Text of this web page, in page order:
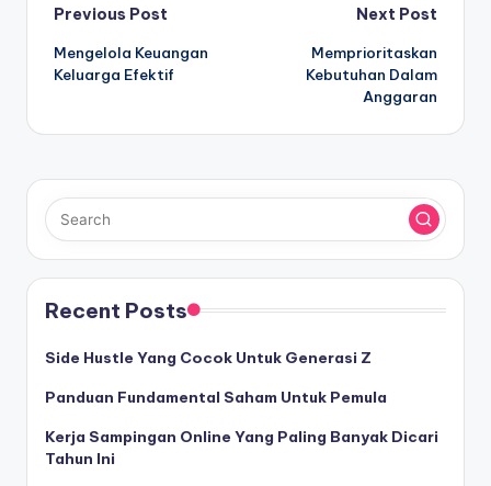
Post
navigation
Previous Post
Mengelola Keuangan
Keluarga Efektif
Next Post
Memprioritaskan
Kebutuhan Dalam
Anggaran
Recent Posts
Side Hustle Yang Cocok Untuk Generasi Z
Panduan Fundamental Saham Untuk Pemula
Kerja Sampingan Online Yang Paling Banyak Dicari
Tahun Ini